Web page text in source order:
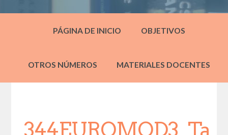
PÁGINA DE INICIO OBJETIVOS
OTROS NÚMEROS MATERIALES DOCENTES
344EUROMOD3_Ta